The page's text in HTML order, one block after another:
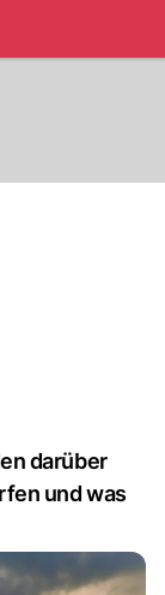
darüber
und was